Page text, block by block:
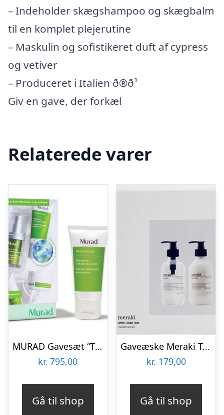
– Indeholder skægshampoo og skægbalm
til en komplet plejerutine
– Maskulin og sofistikeret duft af cypress
og vetiver
– Produceret i Italien ð®ð¹
Giv en gave, der forkæl
Relaterede varer
MURAD Gavesæt “The Retinol Renewers”
kr. 795,00
Gå til shop
Gaveæske Meraki Tangled Woods økologisk håndpleje sæt med håndsæbe & håndlotion i hvidt design
kr. 179,00
Gå til shop